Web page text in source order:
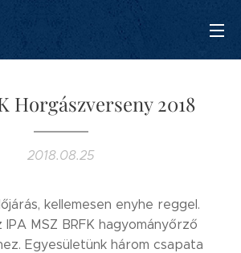
Horgászverseny 2018
2018.08.25
kellemesen enyhe reggel.
MSZ BRFK hagyományőrző
Egyesületünk három csapata